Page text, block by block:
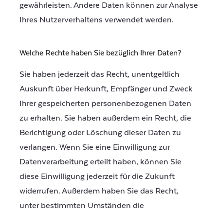
gewährleisten. Andere Daten können zur Analyse
Ihres Nutzerverhaltens verwendet werden.
Welche Rechte haben Sie bezüglich Ihrer Daten?
Sie haben jederzeit das Recht, unentgeltlich
Auskunft über Herkunft, Empfänger und Zweck
Ihrer gespeicherten personenbezogenen Daten
zu erhalten. Sie haben außerdem ein Recht, die
Berichtigung oder Löschung dieser Daten zu
verlangen. Wenn Sie eine Einwilligung zur
Datenverarbeitung erteilt haben, können Sie
diese Einwilligung jederzeit für die Zukunft
widerrufen. Außerdem haben Sie das Recht,
unter bestimmten Umständen die